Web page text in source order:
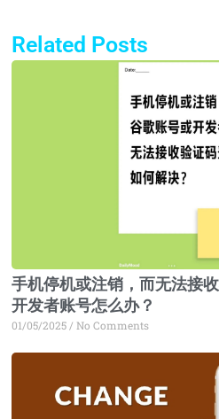
Related Posts
手机停机或注销，而无法接
开发者账号怎么办？
01/05/2025 No Comments
Page